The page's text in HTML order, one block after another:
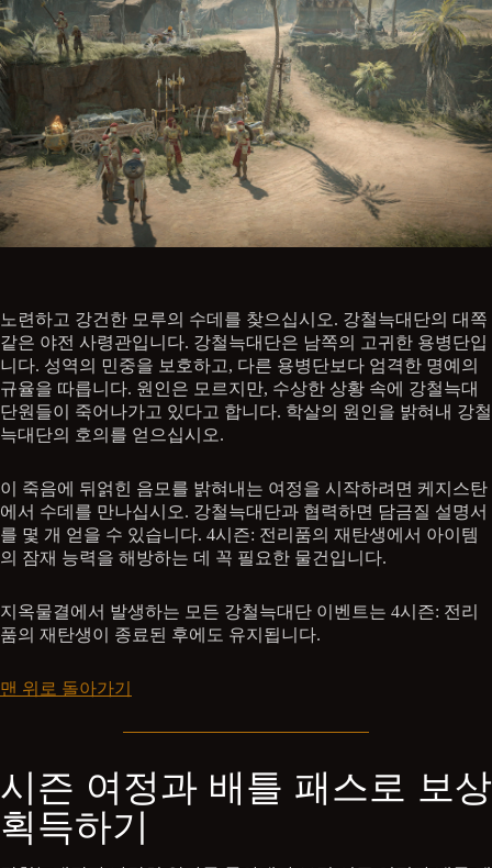
노련하고 강건한 모루의 수데를 찾으십시오. 강철늑대단의 대쪽
같은 야전 사령관입니다. 강철늑대단은 남쪽의 고귀한 용병단입
니다. 성역의 민중을 보호하고, 다른 용병단보다 엄격한 명예의
규율을 따릅니다. 원인은 모르지만, 수상한 상황 속에 강철늑대
단원들이 죽어나가고 있다고 합니다. 학살의 원인을 밝혀내 강철
늑대단의 호의를 얻으십시오.
이 죽음에 뒤얽힌 음모를 밝혀내는 여정을 시작하려면 케지스탄
에서 수데를 만나십시오. 강철늑대단과 협력하면 담금질 설명서
를 몇 개 얻을 수 있습니다. 4시즌: 전리품의 재탄생에서 아이템
의 잠재 능력을 해방하는 데 꼭 필요한 물건입니다.
지옥물결에서 발생하는 모든 강철늑대단 이벤트는 4시즌: 전리
품의 재탄생이 종료된 후에도 유지됩니다.
맨 위로 돌아가기
시즌 여정과 배틀 패스로 보상
획득하기